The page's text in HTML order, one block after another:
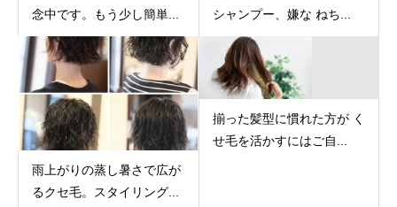
念中です。もう少し簡単...
シャンプー、嫌な ねち...
雨上がりの蒸し暑さで広が
るクセ毛。スタイリング...
揃った髪型に慣れた方が く
せ毛を活かすにはご自...